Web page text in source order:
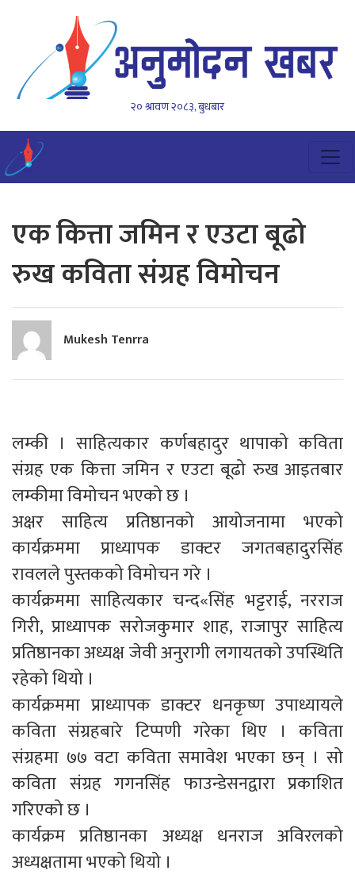
२० श्रावण २०८३, बुधबार
एक कित्ता जमिन र एउटा बूढो
रुख कविता संग्रह विमोचन
Mukesh Tenrra
लम्की । साहित्यकार कर्णबहादुर थापाको कविता
संग्रह एक कित्ता जमिन र एउटा बूढो रुख आइतबार
लम्कीमा विमोचन भएको छ ।
अक्षर साहित्य प्रतिष्ठानको आयोजनामा भएको
कार्यक्रममा प्राध्यापक डाक्टर जगतबहादुरसिंह
रावलले पुस्तकको विमोचन गरे ।
कार्यक्रममा साहित्यकार चन्द«सिंह भट्टराई, नरराज
गिरी, प्राध्यापक सरोजकुमार शाह, राजापुर साहित्य
प्रतिष्ठानका अध्यक्ष जेवी अनुरागी लगायतको उपस्थिति
रहेको थियो ।
कार्यक्रममा प्राध्यापक डाक्टर धनकृष्ण उपाध्यायले
कविता संग्रहबारे टिप्पणी गरेका थिए । कविता
संग्रहमा ७७ वटा कविता समावेश भएका छन् । सो
कविता संग्रह गगनसिंह फाउन्डेसनद्वारा प्रकाशित
गरिएको छ ।
कार्यक्रम प्रतिष्ठानका अध्यक्ष धनराज अविरलको
अध्यक्षतामा भएको थियो ।